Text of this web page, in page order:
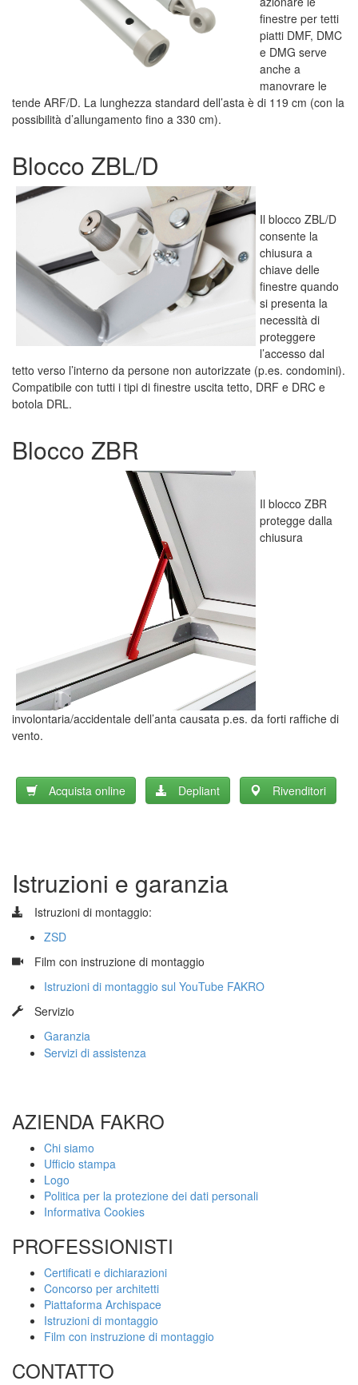
finestre per tetti
piatti DMF, DMC
e DMG serve
anche a
manovrare le
tende ARF/D. La lunghezza standard dell’asta è di 119 cm (con la
possibilità d’allungamento fino a 330 cm).
Blocco ZBL/D
Il blocco ZBL/D
consente la
chiusura a
chiave delle
finestre quando
si presenta la
necessità di
proteggere
l’accesso dal
tetto verso l’interno da persone non autorizzate (p.es. condomini).
Compatibile con tutti i tipi di finestre uscita tetto, DRF e DRC e
botola DRL.
Blocco ZBR
Il blocco ZBR
protegge dalla
chiusura
involontaria/accidentale dell’anta causata p.es. da forti raffiche di
vento.
Acquista online Depliant Rivenditori
Istruzioni e garanzia
Istruzioni di montaggio:
ZSD
Film con instruzione di montaggio
Istruzioni di montaggio sul YouTube FAKRO
Servizio
Garanzia
Servizi di assistenza
AZIENDA FAKRO
Chi siamo
Ufficio stampa
Logo
Politica per la protezione dei dati personali
Informativa Cookies
PROFESSIONISTI
Certificati e dichiarazioni
Concorso per architetti
Piattaforma Archispace
Istruzioni di montaggio
Film con instruzione di montaggio
CONTATTO